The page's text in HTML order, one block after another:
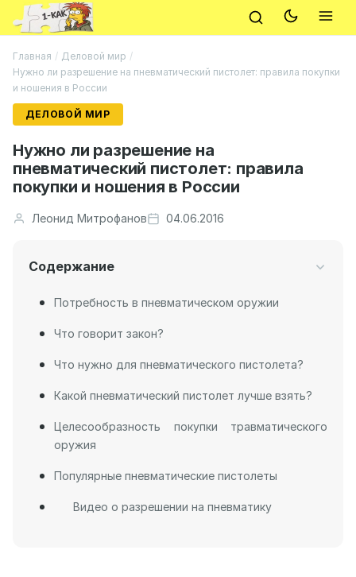
Главная / Деловой мир /
Нужно ли разрешение на пневматический пистолет: правила покупки
и ношения в России
ДЕЛОВОЙ МИР
Нужно ли разрешение на
пневматический пистолет: правила
покупки и ношения в России
Леонид Митрофанов 04.06.2016
Содержание
Потребность в пневматическом оружии
Что говорит закон?
Что нужно для пневматического пистолета?
Какой пневматический пистолет лучше взять?
Целесообразность покупки травматического
оружия
Популярные пневматические пистолеты
Видео о разрешении на пневматику